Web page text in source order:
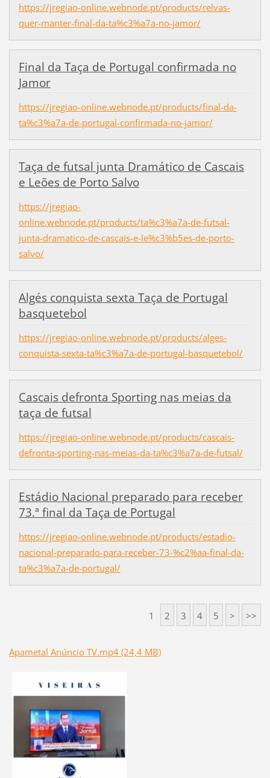
https://jregiao-online.webnode.pt/products/relvas-
quer-manter-final-da-ta%c3%a7a-no-jamor/
Final da Taça de Portugal confirmada no
Jamor
https://jregiao-online.webnode.pt/products/final-da-
ta%c3%a7a-de-portugal-confirmada-no-jamor/
Taça de futsal junta Dramático de Cascais
e Leões de Porto Salvo
https://jregiao-
online.webnode.pt/products/ta%c3%a7a-de-futsal-
junta-dramatico-de-cascais-e-le%c3%b5es-de-porto-
salvo/
Algés conquista sexta Taça de Portugal
basquetebol
https://jregiao-online.webnode.pt/products/alges-
conquista-sexta-ta%c3%a7a-de-portugal-basquetebol/
Cascais defronta Sporting nas meias da
taça de futsal
https://jregiao-online.webnode.pt/products/cascais-
defronta-sporting-nas-meias-da-ta%c3%a7a-de-futsal/
Estádio Nacional preparado para receber
73.ª final da Taça de Portugal
https://jregiao-online.webnode.pt/products/estadio-
nacional-preparado-para-receber-73-%c2%aa-final-da-
ta%c3%a7a-de-portugal/
1 2 3 4 5 > >>
Apametal Anúncio TV.mp4 (24,4 MB)